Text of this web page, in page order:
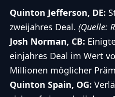
Quinton Jefferson, DE:
zweijahres Deal. (Quelle:
Josh Norman, CB:
einjahres Deal im Wert
Millionen möglicher
Quinton Spain, OG: